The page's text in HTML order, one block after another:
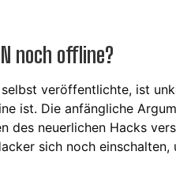
noch offline?
veröffentlichte, ist
ist. Die anfängliche
des neuerlichen Hacks
sich noch